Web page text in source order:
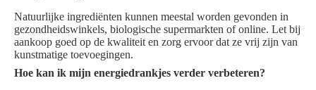
Natuurlijke ingrediënten kunnen meestal worden gevonden in
gezondheidswinkels, biologische supermarkten of online. Let bij
aankoop goed op de kwaliteit en zorg ervoor dat ze vrij zijn van
kunstmatige toevoegingen.
Hoe kan ik mijn energiedrankjes verder verbeteren?